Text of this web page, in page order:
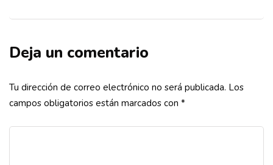
Deja un comentario
Tu dirección de correo electrónico no será publicada. Los
campos obligatorios están marcados con *